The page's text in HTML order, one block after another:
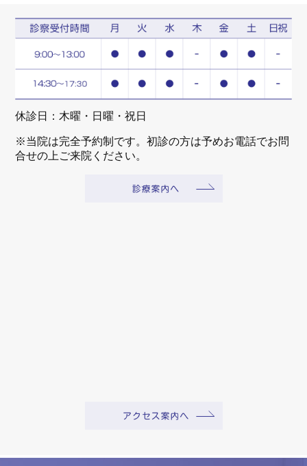
休診日：木曜・日曜・祝日
※当院は完全予約制です。初診の方は予めお電話でお問
合せの上ご来院ください。